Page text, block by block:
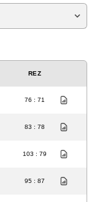
REZ
76 : 71
83 : 78
103 : 79
95 : 87